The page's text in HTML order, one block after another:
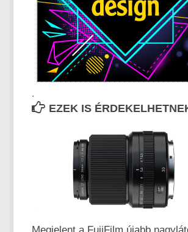
.
EZEK IS